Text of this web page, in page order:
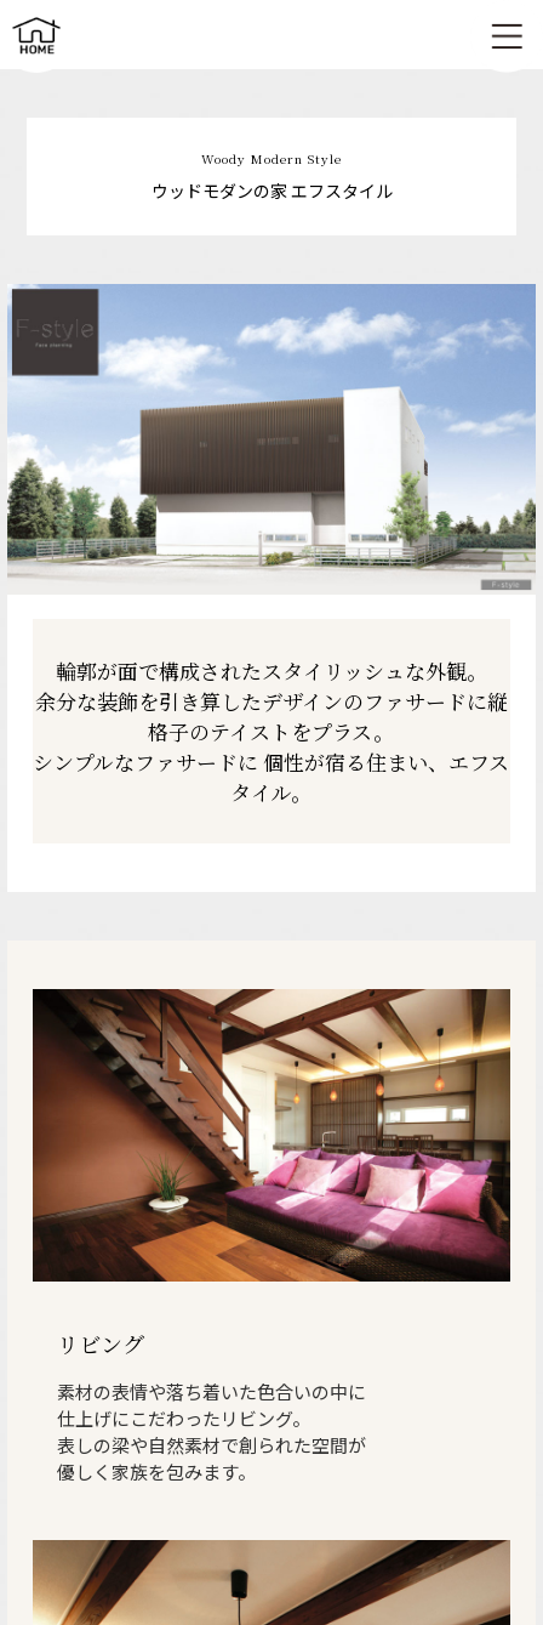
ウッドモダンの家 | F-Style（エフスタイル）
Woody Modern Style
ウッドモダンの家 エフスタイル
輪郭が面で構成されたスタイリッシュな外観。
余分な装飾を引き算したデザインのファサードに縦
格子のテイストをプラス。
シンプルなファサードに 個性が宿る住まい、エフス
タイル。
リビング
素材の表情や落ち着いた色合いの中に
仕上げにこだわったリビング。
表しの梁や自然素材で創られた空間が
優しく家族を包みます。